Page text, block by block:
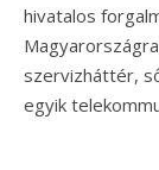
hivatalos
szervizháttér,
egyik